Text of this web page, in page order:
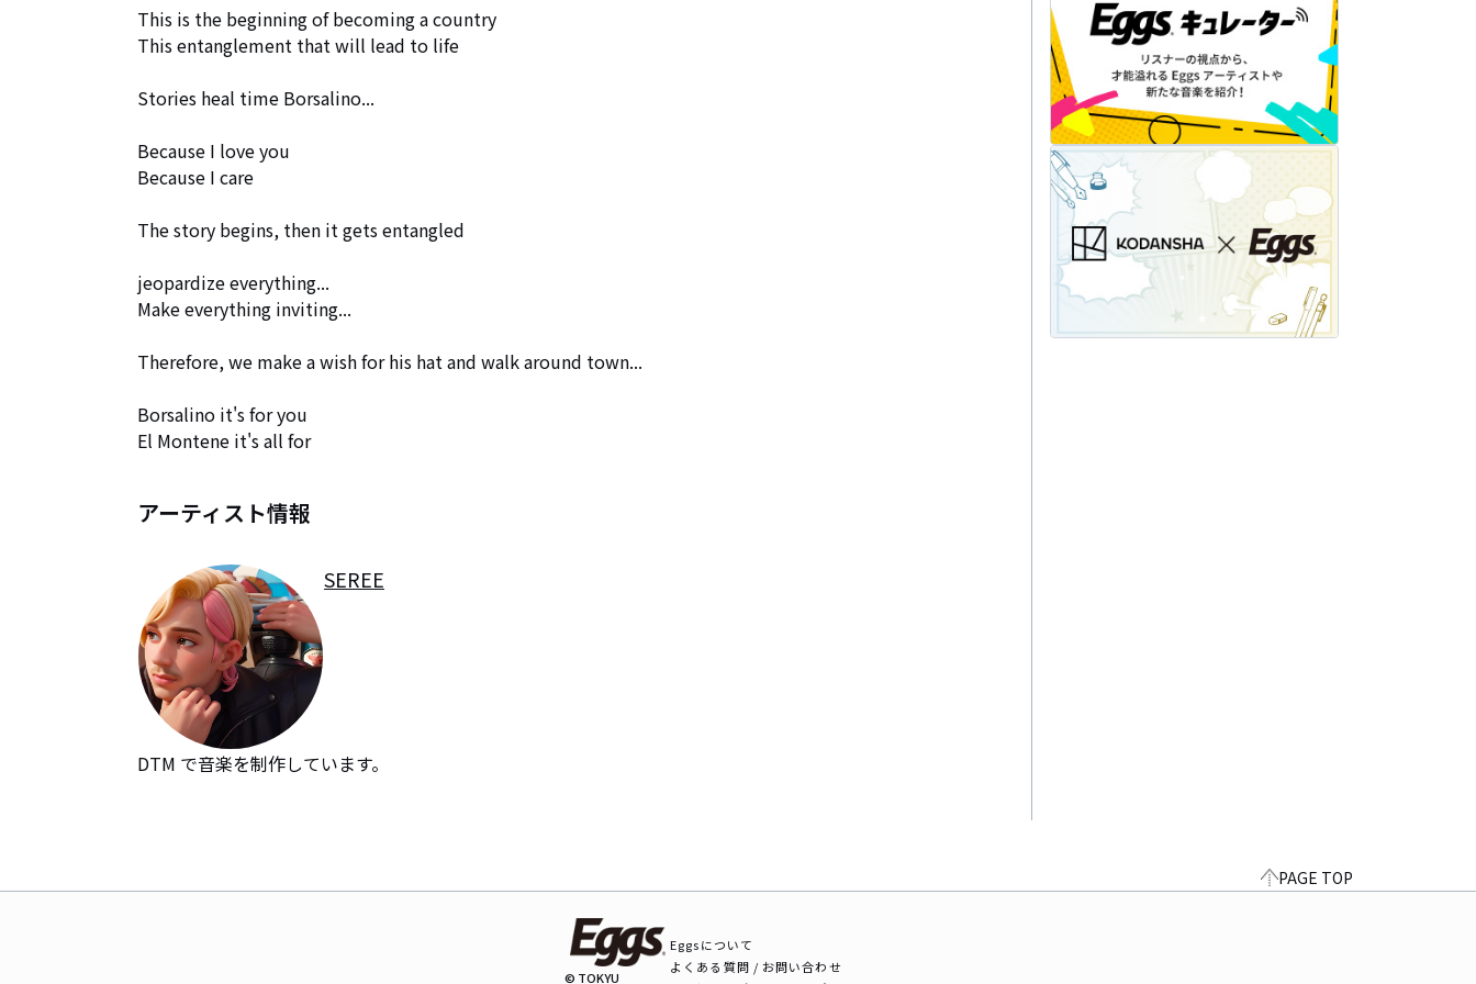
This is the beginning of becoming a country
This entanglement that will lead to life
Stories heal time Borsalino...
Because I love you
Because I care
The story begins, then it gets entangled
jeopardize everything...
Make everything inviting...
Therefore, we make a wish for his hat and walk around town...
Borsalino it's for you
El Montene it's all for
アーティスト情報
SEREE
DTM で音楽を制作しています。
PAGE TOP
© TOKYU
Eggsについて
よくある質問 / お問い合わせ